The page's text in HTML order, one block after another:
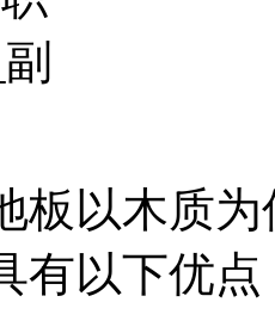
以木质为
有以下优点